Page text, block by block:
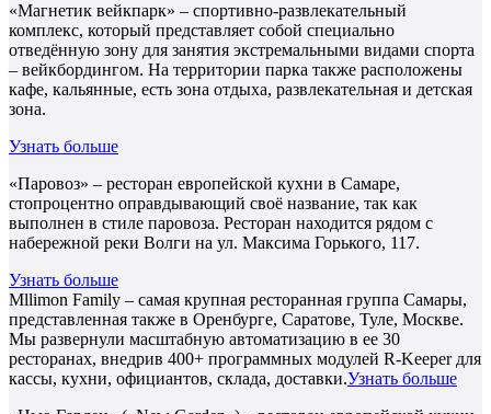
«Магнетик вейкпарк» – спортивно-развлекательный
комплекс, который представляет собой специально
отведённую зону для занятия экстремальными видами спорта
– вейкбордингом. На территории парка также расположены
кафе, кальянные, есть зона отдыха, развлекательная и детская
зона.
Узнать больше
«Паровоз» – ресторан европейской кухни в Самаре,
стопроцентно оправдывающий своё название, так как
выполнен в стиле паровоза. Ресторан находится рядом с
набережной реки Волги на ул. Максима Горького, 117.
Узнать больше
Mllimon Family – самая крупная ресторанная группа Самары,
представленная также в Оренбурге, Саратове, Туле, Москве.
Мы развернули масштабную автоматизацию в ее 30
ресторанах, внедрив 400+ программных модулей R-Keeper для
кассы, кухни, официантов, склада, доставки.Узнать больше